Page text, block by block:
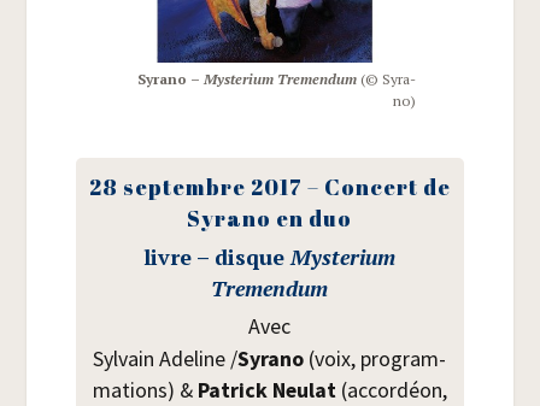
Syra­no – Mys­te­rium Tre­men­dum (© Syra­
no)
28 sep­tembre 2017 – Concert de
Syra­no en duo
livre – disque Mys­te­rium
Tremendum
Avec
Syl­vain Ade­line /​Syra­no (voix, pro­gram­
ma­tions) & Patrick Neu­lat(accor­déon,